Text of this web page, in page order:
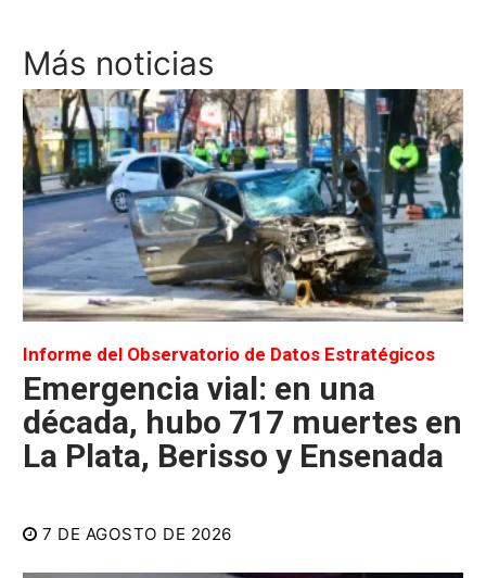
Más noticias
Informe del Observatorio de Datos Estratégicos
Emergencia vial: en una
década, hubo 717 muertes en
La Plata, Berisso y Ensenada
7 DE AGOSTO DE 2026